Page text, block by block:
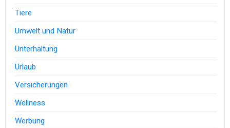
Tiere
Umwelt und Natur
Unterhaltung
Urlaub
Versicherungen
Wellness
Werbung